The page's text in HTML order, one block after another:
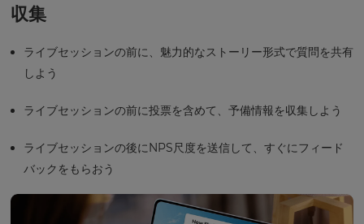
収集
ライブセッションの前に、魅力的なストーリー形式で質問を共有
しよう
ライブセッションの前に投票を含めて、予備情報を収集しよう
ライブセッションの後にNPS尺度を送信して、すぐにフィード
バックをもらおう